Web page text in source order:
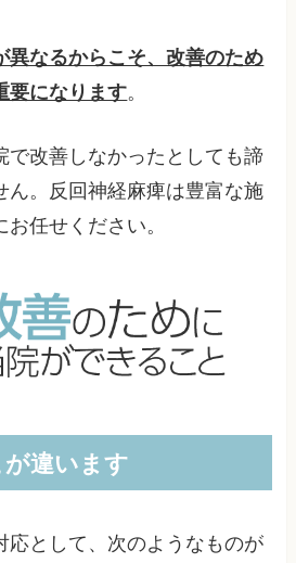
異なるからこそ、改善のため
要になります。
で改善しなかったとしても諦
ん。反回神経麻痺は豊富な施
任せください。
違います
応として、次のようなものが